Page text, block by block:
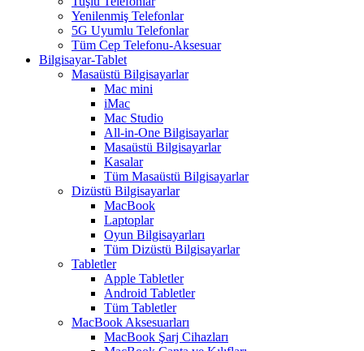
Yenilenmiş Telefonlar
5G Uyumlu Telefonlar
Tüm Cep Telefonu-Aksesuar
Bilgisayar-Tablet
Masaüstü Bilgisayarlar
Mac mini
iMac
Mac Studio
All-in-One Bilgisayarlar
Masaüstü Bilgisayarlar
Kasalar
Tüm Masaüstü Bilgisayarlar
Dizüstü Bilgisayarlar
MacBook
Laptoplar
Oyun Bilgisayarları
Tüm Dizüstü Bilgisayarlar
Tabletler
Apple Tabletler
Android Tabletler
Tüm Tabletler
MacBook Aksesuarları
MacBook Şarj Cihazları